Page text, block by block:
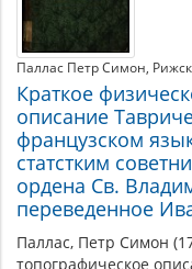
Паллас Петр Симон
Краткое
описание
французском
статстким
ордена Св.
переведенное
Паллас, Петр Симон
топографическое